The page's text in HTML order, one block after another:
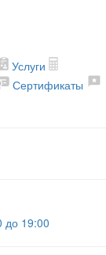
Услуги
Сертификаты
до 19:00